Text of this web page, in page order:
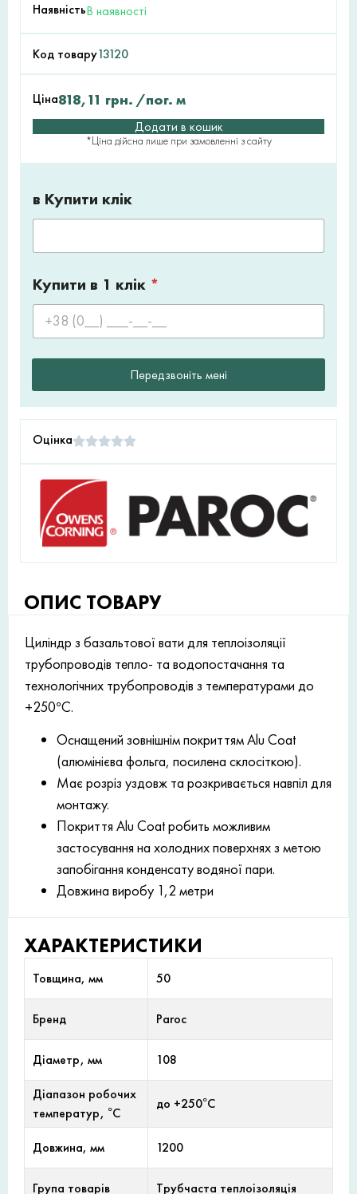
НаявністьВ наявності
Код товару13120
Ціна818,11 грн. /пог. м
Додати в кошик
*Ціна дійсна лише при замовленні з сайту
в Купити клік
Купити в 1 клік *
Передзвоніть мені
Оцінка
ОПИС ТОВАРУ
Циліндр з базальтової вати для теплоізоляції
трубопроводів тепло- та водопостачання та
технологічних трубопроводів з температурами до
+250°С.
Оснащений зовнішнім покриттям Alu Coat
(алюмінієва фольга, посилена склосіткою).
Має розріз уздовж та розкривається навпіл для
монтажу.
Покриття Alu Coat робить можливим
застосування на холодних поверхнях з метою
запобігання конденсату водяної пари.
Довжина виробу 1,2 метри
ХАРАКТЕРИСТИКИ
Товщина, мм 50
Бренд Paroc
Діаметр, мм 108
Діапазон робочих
температур, °С
до +250°С
Довжина, мм 1200
Група товарів Трубчаста теплоізоляція